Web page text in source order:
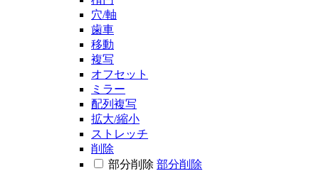
穴/軸
歯車
移動
複写
オフセット
ミラー
配列複写
拡大/縮小
ストレッチ
削除
部分削除 部分削除